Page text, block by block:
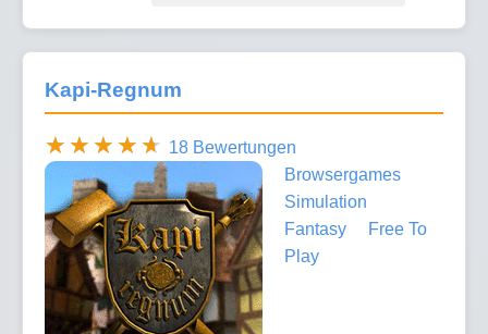
Kapi-Regnum
18 Bewertungen
Browsergames
Simulation
Fantasy
Free To
Play